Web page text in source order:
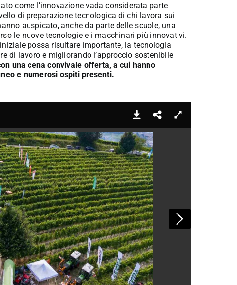
come l’innovazione vada considerata parte
di preparazione tecnologica di chi lavora sui
auspicato, anche da parte delle scuole, una
le nuove tecnologie e i macchinari più innovativi.
possa risultare importante, la tecnologia
di lavoro e migliorando l’approccio sostenibile
una cena convivale offerta, a cui hanno
e numerosi ospiti presenti.